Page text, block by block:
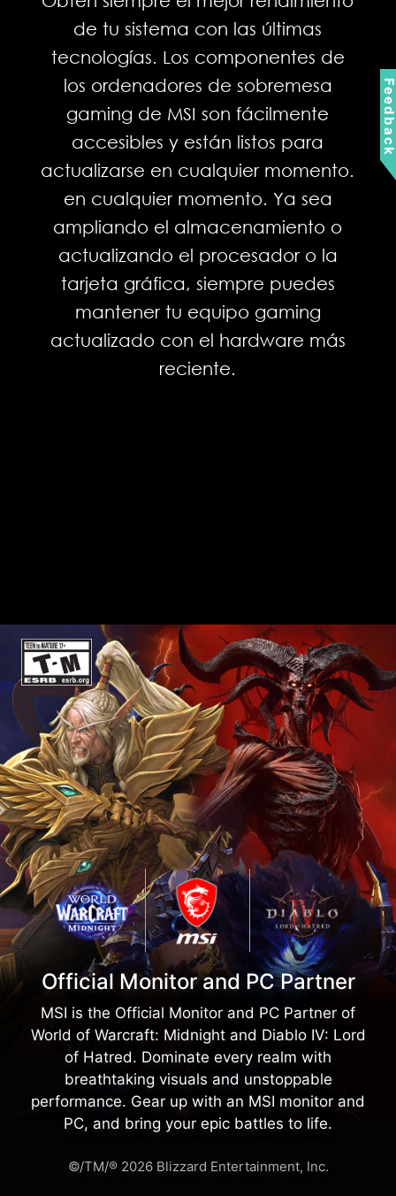
de tu sistema con las últimas
tecnologías. Los componentes de
los ordenadores de sobremesa
gaming de MSI son fácilmente
accesibles y están listos para
actualizarse en cualquier momento.
en cualquier momento. Ya sea
ampliando el almacenamiento o
actualizando el procesador o la
tarjeta gráfica, siempre puedes
mantener tu equipo gaming
actualizado con el hardware más
reciente.
experience between mobile games
and PC platform, and leverages
customized features as specific
keyboard lighting and better
graphics with multi-task works.
Learn More
Official Monitor and PC Partner
MSI is the Official Monitor and PC Partner of
World of Warcraft: Midnight and Diablo IV: Lord
of Hatred. Dominate every realm with
breathtaking visuals and unstoppable
performance. Gear up with an MSI monitor and
PC, and bring your epic battles to life.
©/TM/® 2026 Blizzard Entertainment, Inc.